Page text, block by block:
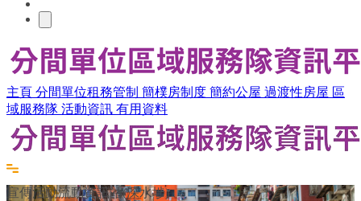
主頁 分間單位租務管制 簡樸房制度 簡約公屋 過渡性房屋 區
域服務隊 活動資訊 有用資料
宣傳活動流動資訊站(深水埗)